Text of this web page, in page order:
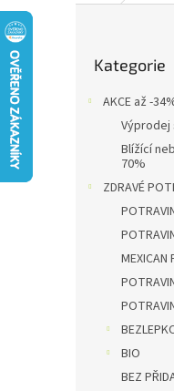
kategorie
Kategorie
AKCE až -
Výprodej
Blížící
70%
ZDRAVÉ
MEXICAN
BIO
BEZ